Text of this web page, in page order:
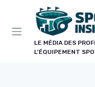
LE MÉDIA DES
L'ÉQUIPEMENT
Panneau de gestion des